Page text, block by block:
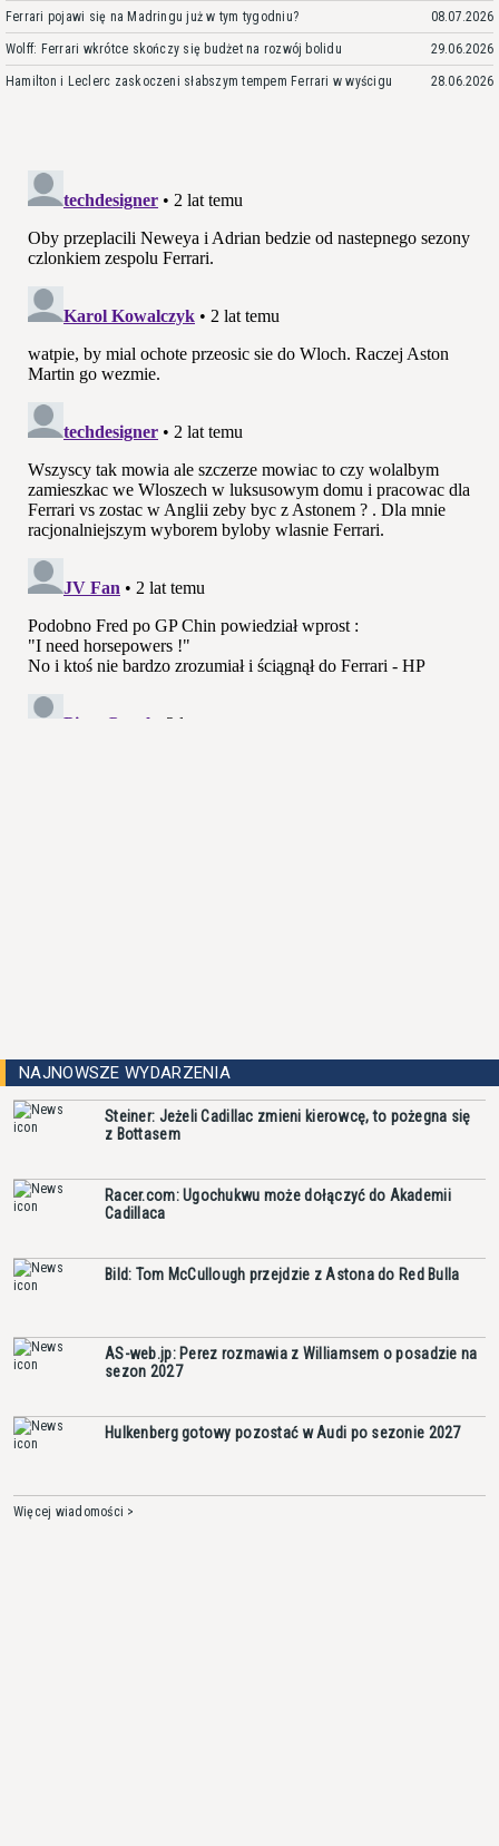
Ferrari pojawi się na Madringu już w tym tygodniu? 08.07.2026
Wolff: Ferrari wkrótce skończy się budżet na rozwój bolidu 29.06.2026
Hamilton i Leclerc zaskoczeni słabszym tempem Ferrari w wyścigu 28.06.2026
NAJNOWSZE WYDARZENIA
Steiner: Jeżeli Cadillac zmieni kierowcę, to pożegna się
z Bottasem
Racer.com: Ugochukwu może dołączyć do Akademii
Cadillaca
Bild: Tom McCullough przejdzie z Astona do Red Bulla
AS-web.jp: Perez rozmawia z Williamsem o posadzie na
sezon 2027
Hulkenberg gotowy pozostać w Audi po sezonie 2027
Więcej wiadomości >